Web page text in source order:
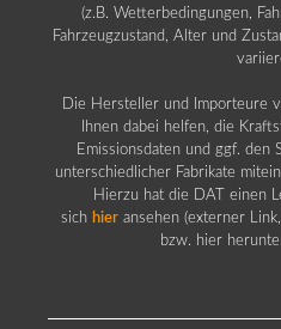
(z.B. Wetterbedingungen,
Fahrzeugzustand, Alter und
Die Hersteller und Importeure
Ihnen dabei helfen, die
Emissionsdaten und ggf. den
unterschiedlicher Fabrikate
Hierzu hat die DAT einen
sich hier ansehen (externer
bzw. hier